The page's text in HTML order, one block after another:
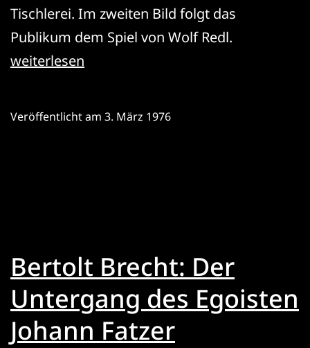
Tischlerei. Im zweiten Bild folgt das
Publikum dem Spiel von Wolf Redl.
Shakespeare’s
weiterlesen
Veröffentlicht am 3. März 1976
Bertolt Brecht: Der
Untergang des Egoisten
Johann Fatzer